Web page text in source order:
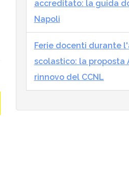
accreditato: la guida
Napoli
Ferie docenti durante
scolastico: la proposta
rinnovo del CCNL